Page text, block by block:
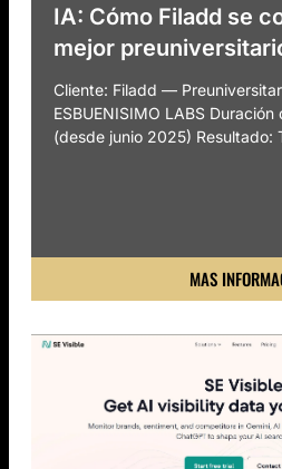
IA: Cómo Filadd se
mejor
Cliente: Filadd —
ESBUENISIMO LABS
(desde junio 2025) Resultado:
MAS